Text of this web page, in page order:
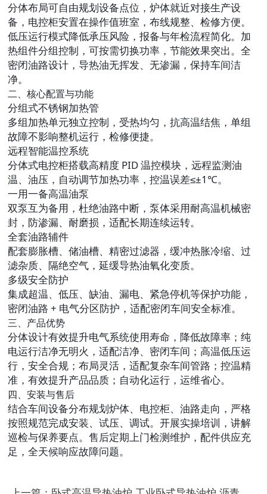
分体布局可自由规划设备点位，炉体就近对接生产设
备，电控柜安置在操作值班室，布线规整、检修方便。
低压运行模式降低承压风险，报备与年检流程简化。加
热组件分组控制，可按需切换功率，节能效果突出。全
密闭油路设计，导热油无挥发、无渗漏，保持车间洁
净。
二、核心配置与功能
分组式不锈钢加热管
多组加热单元独立控制，受热均匀，抗高温结焦，单组
故障不影响整机运行，检修便捷。
远程智能温控系统
分体式电控柜搭载高精度 PID 温控模块，远程监测油
温、油压，自动调节加热功率，控温误差≤±1℃。
一用一备高温油泵
双泵互为备用，杜绝油路中断，泵体采用耐高温机械密
封，防渗漏、耐磨损，适配长期连续运转。
全套油路辅件
配套膨胀槽、储油槽、精密过滤器，缓冲热胀冷缩、过
滤杂质、隔绝空气，延缓导热油氧化变质。
多级安全防护
集成超温、低压、缺油、漏电、紧急停机等保护功能，
密闭油路 + 电气分区防护，适配密闭车间安全标准。
三、产品优势
分体设计有效提升电气系统使用寿命，降低故障率；纯
电运行洁净无明火，适配洁净、密闭车间；高温低压运
行，安全合规；布局灵活，适配复杂车间管路；控温精
准，有效提升产品品质；自动化运行，运维省心。
四、安装与售后
结合车间设备分布规划炉体、电控柜、油路走向，严格
按照规范完成安装、试压、调试。开展实操培训，讲解
巡检与保养要点。售后定期上门检测维护，配件供应充
足，全天候响应故障问题。